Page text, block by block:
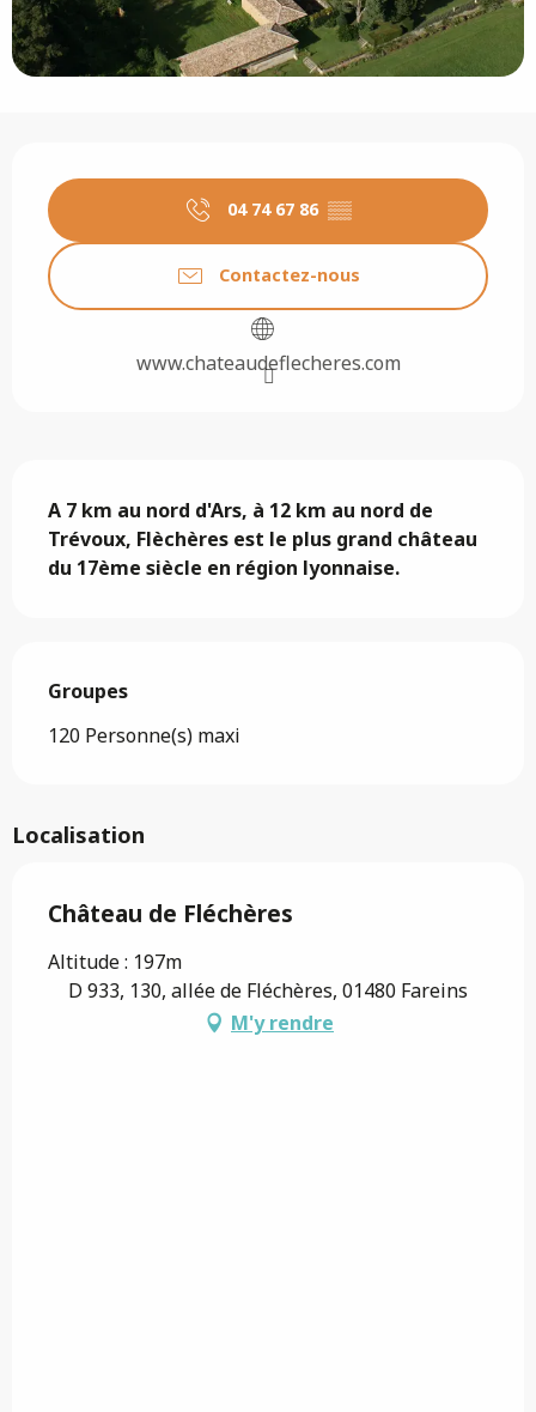
04 74 67 86 ▒▒
Contactez-nous
www.chateaudeflecheres.com
A 7 km au nord d'Ars, à 12 km au nord de
Trévoux, Flèchères est le plus grand château
du 17ème siècle en région lyonnaise.
Groupes
Groupes
120 Personne(s) maxi
Localisation
Château de Fléchères
Altitude : 197m
D 933, 130, allée de Fléchères, 01480 Fareins
M'y rendre